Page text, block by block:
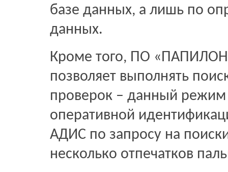
базе данных, а лишь по
данных.
Кроме того, ПО
позволяет выполнять
проверок – данный режим
оперативной
АДИС по запросу на
несколько отпечатков